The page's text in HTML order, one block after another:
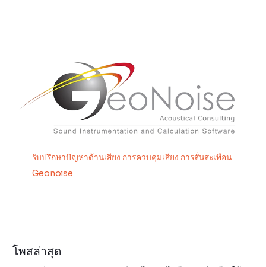
รับปรึกษาปัญหาด้านเสียง การควบคุมเสียง การสั่นสะเทือน
Geonoise
โพสล่าสุด